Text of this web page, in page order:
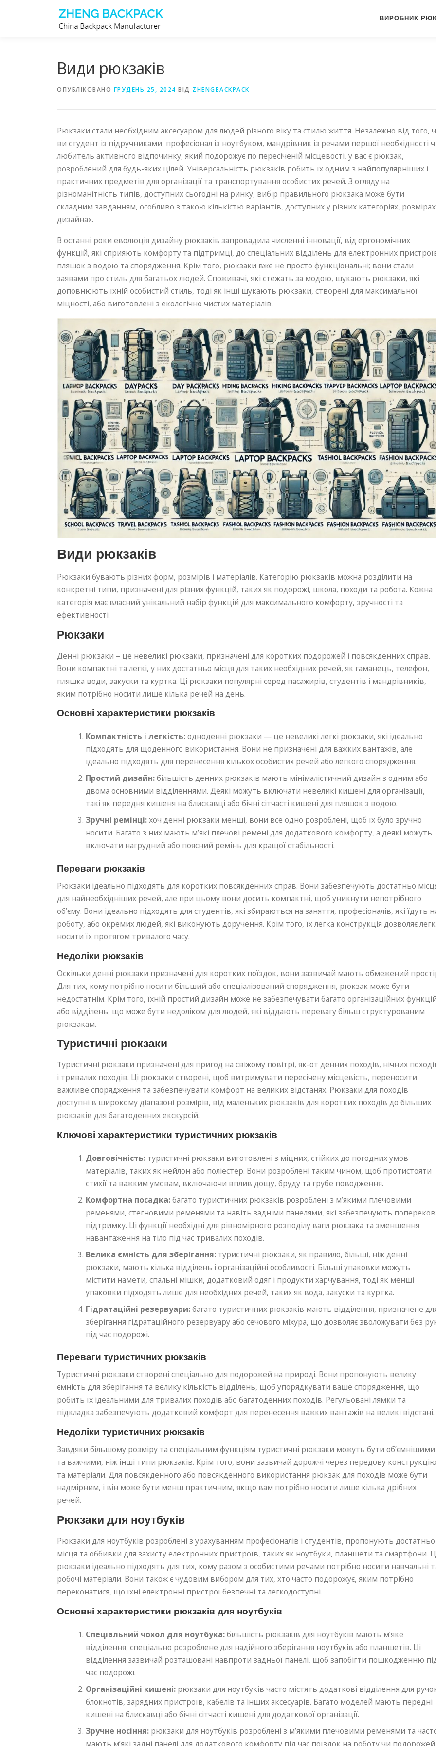
ВИРОБНИК
Види рюкзаків
ОПУБЛІКОВАНО ГРУДЕНЬ 25, 2024 ВІД ZHENGBACKPACK
Рюкзаки стали необхідним аксесуаром для людей різного віку та стилю життя. Незалежно від того,
ви студент із підручниками, професіонал із ноутбуком, мандрівник із речами першої необхідності
любитель активного відпочинку, який подорожує по пересіченій місцевості, у вас є рюкзак,
розроблений для будь-яких цілей. Універсальність рюкзаків робить їх одним з найпопулярніших і
практичних предметів для організації та транспортування особистих речей. З огляду на
різноманітність типів, доступних сьогодні на ринку, вибір правильного рюкзака може бути
складним завданням, особливо з такою кількістю варіантів, доступних у різних категоріях, розмірах
дизайнах.
В останні роки еволюція дизайну рюкзаків запровадила численні інновації, від ергономічних
функцій, які сприяють комфорту та підтримці, до спеціальних відділень для електронних
пляшок з водою та спорядження. Крім того, рюкзаки вже не просто функціональні; вони стали
заявами про стиль для багатьох людей. Споживачі, які стежать за модою, шукають рюкзаки, які
доповнюють їхній особистий стиль, тоді як інші шукають рюкзаки, створені для максимальної
міцності, або виготовлені з екологічно чистих матеріалів.
Види рюкзаків
Рюкзаки бувають різних форм, розмірів і матеріалів. Категорію рюкзаків можна розділити на
конкретні типи, призначені для різних функцій, таких як подорожі, школа, походи та робота. Кожна
категорія має власний унікальний набір функцій для максимального комфорту, зручності та
ефективності.
Рюкзаки
Денні рюкзаки – це невеликі рюкзаки, призначені для коротких подорожей і повсякденних справ.
Вони компактні та легкі, у них достатньо місця для таких необхідних речей, як гаманець, телефон,
пляшка води, закуски та куртка. Ці рюкзаки популярні серед пасажирів, студентів і мандрівників,
яким потрібно носити лише кілька речей на день.
Основні характеристики рюкзаків
Компактність і легкість:одноденні рюкзаки — це невеликі легкі рюкзаки, які ідеально
підходять для щоденного використання. Вони не призначені для важких вантажів, але
ідеально підходять для перенесення кількох особистих речей або легкого спорядження.
Простий дизайн:більшість денних рюкзаків мають мінімалістичний дизайн з одним або
двома основними відділеннями. Деякі можуть включати невеликі кишені для організації,
такі як передня кишеня на блискавці або бічні сітчасті кишені для пляшок з водою.
Зручні ремінці:хоч денні рюкзаки менші, вони все одно розроблені, щоб їх було зручно
носити. Багато з них мають м’які плечові ремені для додаткового комфорту, а деякі можуть
включати нагрудний або поясний ремінь для кращої стабільності.
Переваги рюкзаків
Рюкзаки ідеально підходять для коротких повсякденних справ. Вони забезпечують достатньо
для найнеобхідніших речей, але при цьому вони досить компактні, щоб уникнути непотрібного
об’єму. Вони ідеально підходять для студентів, які збираються на заняття, професіоналів, які їдуть
роботу, або окремих людей, які виконують доручення. Крім того, їх легка конструкція дозволяє
носити їх протягом тривалого часу.
Недоліки рюкзаків
Оскільки денні рюкзаки призначені для коротких поїздок, вони зазвичай мають обмежений
Для тих, кому потрібно носити більший або спеціалізований спорядження, рюкзак може бути
недостатнім. Крім того, їхній простий дизайн може не забезпечувати багато організаційних
або відділень, що може бути недоліком для людей, які віддають перевагу більш структурованим
рюкзакам.
Туристичні рюкзаки
Туристичні рюкзаки призначені для пригод на свіжому повітрі, як-от денних походів, нічних
і тривалих походів. Ці рюкзаки створені, щоб витримувати пересічену місцевість, переносити
важливе спорядження та забезпечувати комфорт на великих відстанях. Рюкзаки для походів
доступні в широкому діапазоні розмірів, від маленьких рюкзаків для коротких походів до більших
рюкзаків для багатоденних екскурсій.
Ключові характеристики туристичних рюкзаків
Довговічність: туристичні рюкзаки виготовлені з міцних, стійких до погодних умов
матеріалів, таких як нейлон або поліестер. Вони розроблені таким чином, щоб протистояти
стихії та важким умовам, включаючи вплив дощу, бруду та грубе поводження.
Комфортна посадка:багато туристичних рюкзаків розроблені з м’якими плечовими
ременями, стегновими ременями та навіть задніми панелями, які забезпечують
підтримку. Ці функції необхідні для рівномірного розподілу ваги рюкзака та зменшення
навантаження на тіло під час тривалих походів.
Велика ємність для зберігання: туристичні рюкзаки, як правило, більші, ніж денні
рюкзаки, мають кілька відділень і організаційні особливості. Більші упаковки можуть
містити намети, спальні мішки, додатковий одяг і продукти харчування, тоді як менші
упаковки підходять лише для необхідних речей, таких як вода, закуски та куртка.
Гідратаційні резервуари:багато туристичних рюкзаків мають відділення, призначене
зберігання гідратаційного резервуару або сечового міхура, що дозволяє зволожувати без
під час подорожі.
Переваги туристичних рюкзаків
Туристичні рюкзаки створені спеціально для подорожей на природі. Вони пропонують велику
ємність для зберігання та велику кількість відділень, щоб упорядкувати ваше спорядження, що
робить їх ідеальними для тривалих походів або багатоденних походів. Регульовані лямки та
підкладка забезпечують додатковий комфорт для перенесення важких вантажів на великі відстані.
Недоліки туристичних рюкзаків
Завдяки більшому розміру та спеціальним функціям туристичні рюкзаки можуть бути об’ємнішими
та важчими, ніж інші типи рюкзаків. Крім того, вони зазвичай дорожчі через передову конструкцію
та матеріали. Для повсякденного або повсякденного використання рюкзак для походів може бути
надмірним, і він може бути менш практичним, якщо вам потрібно носити лише кілька дрібних
речей.
Рюкзаки для ноутбуків
Рюкзаки для ноутбуків розроблені з урахуванням професіоналів і студентів, пропонують достатньо
місця та оббивки для захисту електронних пристроїв, таких як ноутбуки, планшети та смартфони.
рюкзаки ідеально підходять для тих, кому разом з особистими речами потрібно носити навчальні
робочі матеріали. Вони також є чудовим вибором для тих, хто часто подорожує, яким потрібно
переконатися, що їхні електронні пристрої безпечні та легкодоступні.
Основні характеристики рюкзаків для ноутбуків
Спеціальний чохол для ноутбука:більшість рюкзаків для ноутбуків мають м’яке
відділення, спеціально розроблене для надійного зберігання ноутбуків або планшетів. Ці
відділення зазвичай розташовані навпроти задньої панелі, щоб запобігти пошкодженню
час подорожі.
Організаційні кишені: рюкзаки для ноутбуків часто містять додаткові відділення для
блокнотів, зарядних пристроїв, кабелів та інших аксесуарів. Багато моделей мають передні
кишені на блискавці або бічні сітчасті кишені для додаткової організації.
Зручне носіння: рюкзаки для ноутбуків розроблені з м’якими плечовими ременями та
мають м’які задні панелі для додаткового комфорту під час поїздок на роботу чи